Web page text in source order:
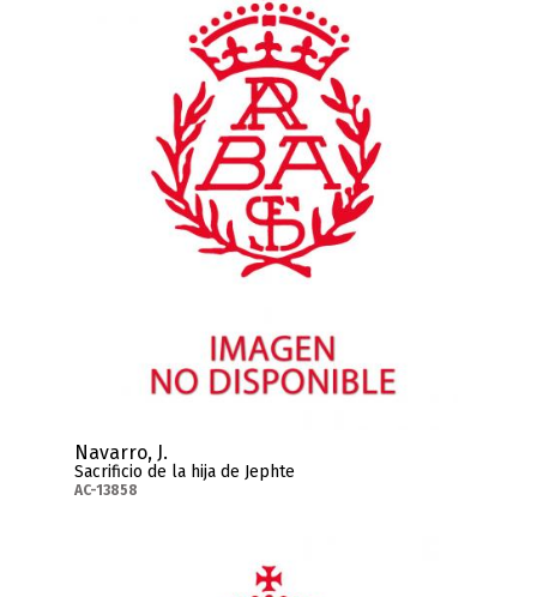
Navarro, J.
Sacrificio de la hija de Jephte
AC-13858